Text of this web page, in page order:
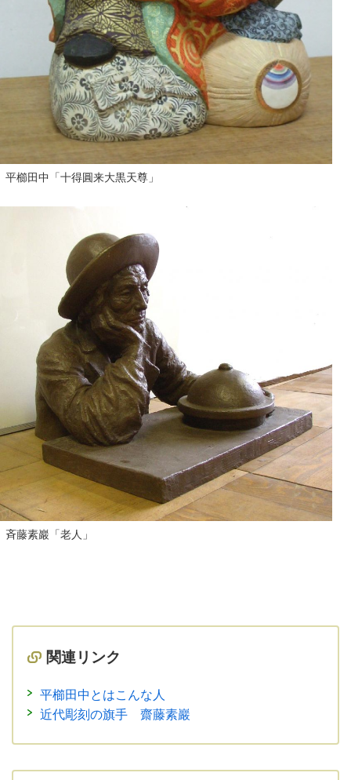
平櫛田中「十得圓来大黒天尊」
斉藤素巖「老人」
関連リンク
平櫛田中とはこんな人
近代彫刻の旗手 齋藤素巖